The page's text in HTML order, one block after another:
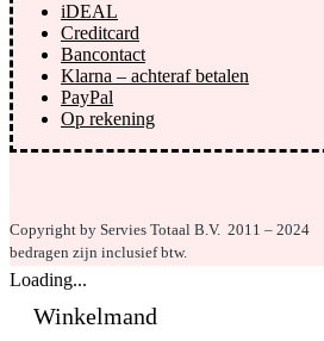
iDEAL
Creditcard
Bancontact
Klarna – achteraf betalen
PayPal
Op rekening
Copyright by Servies Totaal B.V. 2011 – 2024
bedragen zijn inclusief btw.
Loading...
Winkelmand